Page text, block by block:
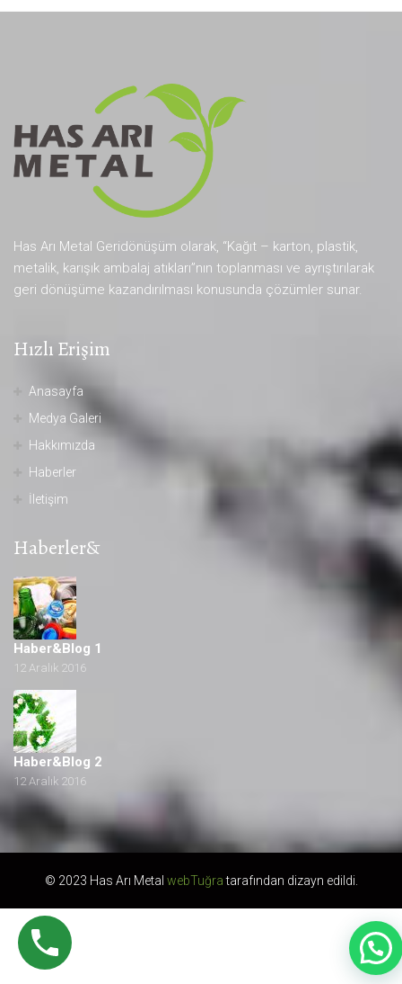
Has Arı Metal Geridönüşüm olarak, “Kağıt – karton, plastik,
metalik, karışık ambalaj atıkları”nın toplanması ve ayrıştırılarak
geri dönüşüme kazandırılması konusunda çözümler sunar.
Hızlı Erişim
Anasayfa
Medya Galeri
Hakkımızda
Haberler
İletişim
Haberler&
Haber&Blog 1
12 Aralık 2016
Haber&Blog 2
12 Aralık 2016
© 2023 Has Arı Metal webTuğratarafından dizayn edildi.